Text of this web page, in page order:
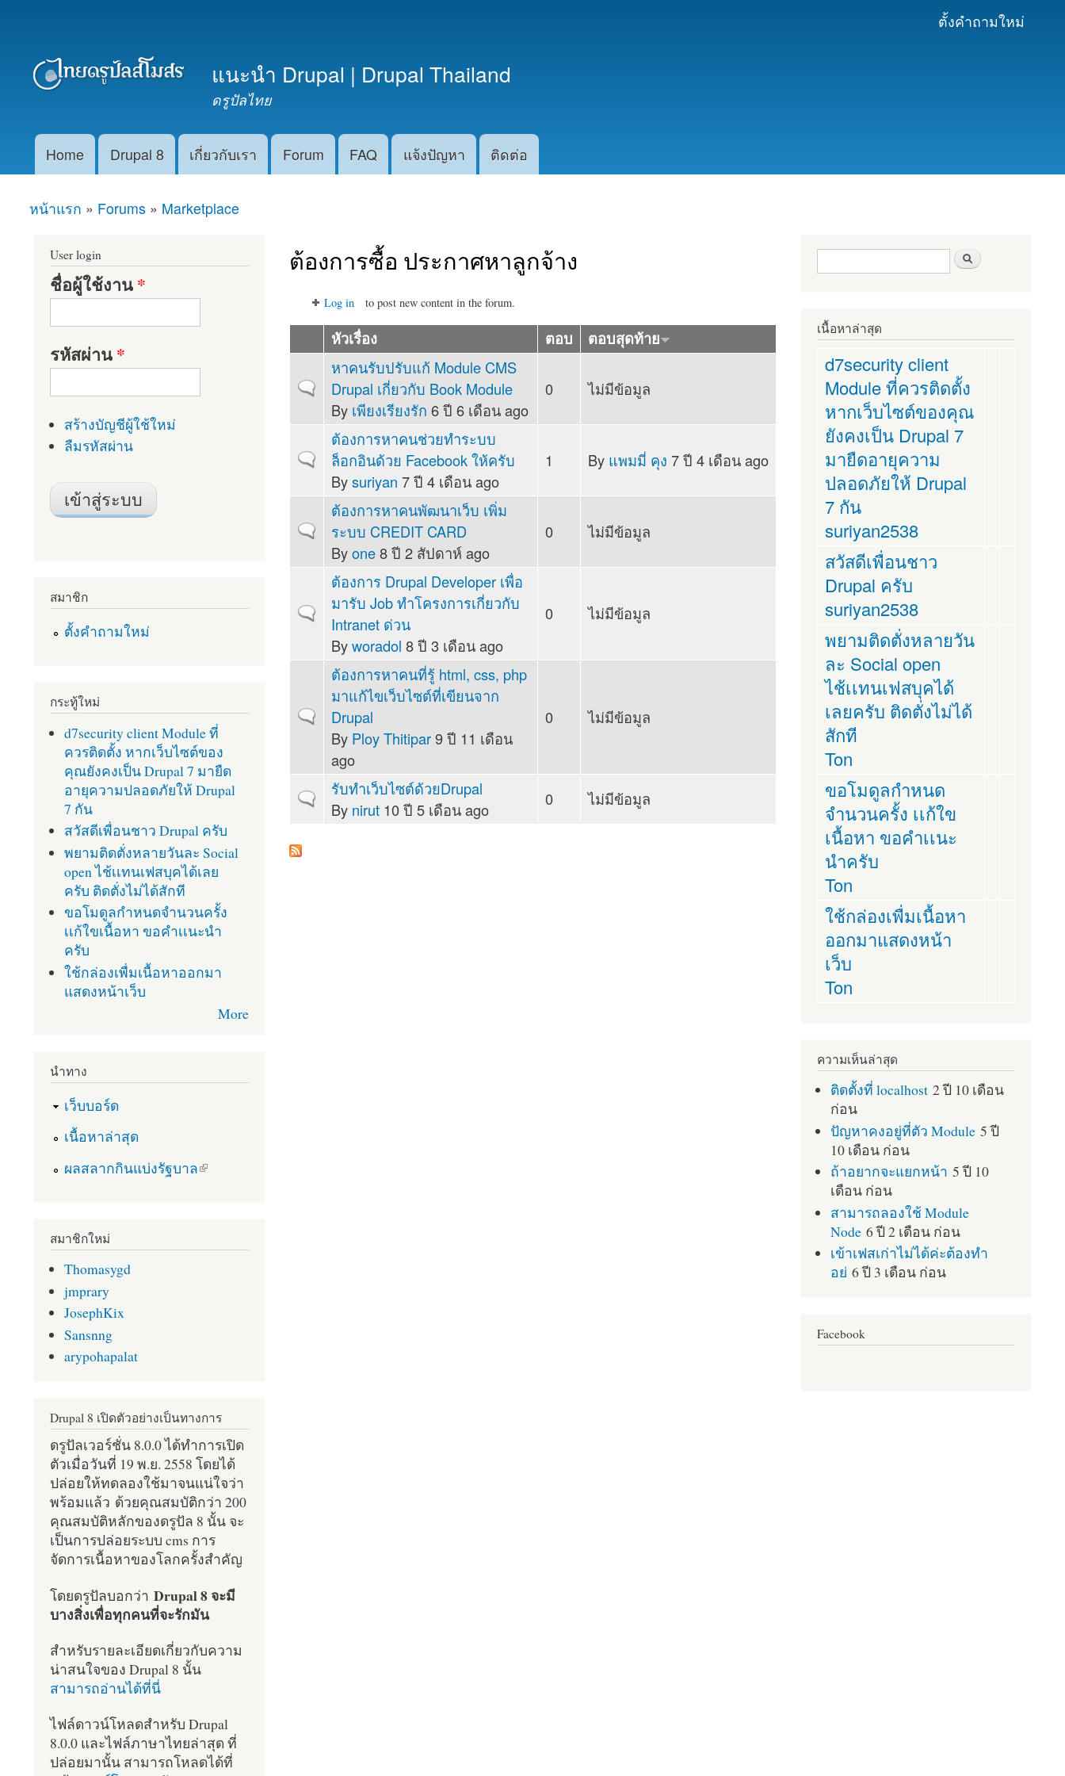
หลัก
ตั้งคำถามใหม่
แนะนำ Drupal | Drupal Thailand
ดรูปัลไทย
Main menu
Home Drupal 8 เกี่ยวกับเรา Forum FAQ แจ้งปัญหา ติดต่อ
คุณอยู่ที่นี่
หน้าแรก » Forums » Marketplace
ต้องการซื้อ ประกาศหาลูกจ้าง
Log in to post new content in the forum.
หัวเรื่อง ตอบ ตอบสุดท้าย
Normal topic
หาคนรับปรับแก้ Module CMS
Drupal เกี่ยวกับ Book Module
By เพียงเรียงรัก 6 ปี 6 เดือน ago
0 ไม่มีข้อมูล
Normal topic
ต้องการหาคนช่วยทำระบบ
ล็อกอินด้วย Facebook ให้ครับ
Bysuriyan 7 ปี 4 เดือน ago
1 By แพมมี่ คุง 7 ปี 4 เดือน ago
Normal topic
ต้องการหาคนพัฒนาเว็บ เพิ่ม
ระบบ CREDIT CARD
Byone8 ปี 2 สัปดาห์ ago
0 ไม่มีข้อมูล
Normal topic
ต้องการ Drupal Developer เพื่อ
มารับ Job ทำโครงการเกี่ยวกับ
Intranet ด่วน
Byworadol 8 ปี 3 เดือน ago
0 ไม่มีข้อมูล
Normal topic
ต้องการหาคนที่รู้ html, css, php
มาแก้ไขเว็บไซต์ที่เขียนจาก
Drupal
By Ploy Thitipar9 ปี 11 เดือน
ago
0 ไม่มีข้อมูล
Normal topic
รับทำเว็บไซต์ด้วยDrupal
By nirut10 ปี 5 เดือน ago
0 ไม่มีข้อมูล
User login
ชื่อผู้ใช้งาน*
รหัสผ่าน*
สร้างบัญชีผู้ใช้ใหม่
ลืมรหัสผ่าน
สมาชิก
ตั้งคำถามใหม่
กระทู้ใหม่
d7security client Module ที่
ควรติดตั้ง หากเว็บไซต์ของ
คุณยังคงเป็น Drupal 7 มายืด
อายุความปลอดภัยให้ Drupal
7 กัน
สวัสดีเพื่อนชาว Drupal ครับ
พยามติดตั่งหลายวันละ Social
open ไช้เเทนเฟสบุคได้เลย
ครับ ติดตั่งไม่ได้สักที
ขอโมดูลกำหนดจำนวนครั้ง
เเก้ใขเนื้อหา ขอคำเเนะนำ
ครับ
ใช้กล่องเพื่มเนื้อหาออกมา
แสดงหน้าเว็บ
More
นำทาง
เว็บบอร์ด
เนื้อหาล่าสุด
ผลสลากกินแบ่งรัฐบาล
(link is external)
สมาชิกใหม่
Thomasygd
jmprary
JosephKix
Sansnng
arypohapalat
Drupal 8 เปิดตัวอย่างเป็นทางการ
ดรูปัลเวอร์ชั่น 8.0.0 ได้ทำการเปิด
ตัวเมื่อวันที่ 19 พ.ย. 2558 โดยได้
ปล่อยให้ทดลองใช้มาจนแน่ใจว่า
พร้อมแล้ว ด้วยคุณสมบัติกว่า 200
คุณสมบัติหลักของดรูปัล 8 นั้น จะ
เป็นการปล่อยระบบ cms การ
จัดการเนื้อหาของโลกครั้งสำคัญ
โดยดรูปัลบอกว่า Drupal 8 จะมี
บางสิ่งเพื่อทุกคนที่จะรักมัน
สำหรับรายละเอียดเกี่ยวกับความ
น่าสนใจของ Drupal 8 นั้น
สามารถอ่านได้ที่นี่
ไฟล์ดาวน์โหลดสำหรับ Drupal
8.0.0 และไฟล์ภาษาไทยล่าสุด ที่
ปล่อยมานั้น สามารถโหลดได้ที่
ฟอร์มค้นหา
เนื้อหาล่าสุด
d7security client
Module ที่ควรติดตั้ง
หากเว็บไซต์ของคุณ
ยังคงเป็น Drupal 7
มายืดอายุความ
ปลอดภัยให้ Drupal
7 กัน
suriyan2538
สวัสดีเพื่อนชาว
Drupal ครับ
suriyan2538
พยามติดตั่งหลายวัน
ละ Social open
ไช้เเทนเฟสบุคได้
เลยครับ ติดตั่งไม่ได้
สักที
Ton
ขอโมดูลกำหนด
จำนวนครั้ง เเก้ใข
เนื้อหา ขอคำเเนะ
นำครับ
Ton
ใช้กล่องเพื่มเนื้อหา
ออกมาแสดงหน้า
เว็บ
Ton
ความเห็นล่าสุด
ติดตั้งที่ localhost 2 ปี 10 เดือน
ก่อน
ปัญหาคงอยู่ที่ตัว Module 5 ปี
10 เดือน ก่อน
ถ้าอยากจะแยกหน้า 5 ปี 10
เดือน ก่อน
สามารถลองใช้ Module
Node 6 ปี 2 เดือน ก่อน
เข้าเฟสเก่าไม่ได้ค่ะต้องทำ
อย่ 6 ปี 3 เดือน ก่อน
Facebook